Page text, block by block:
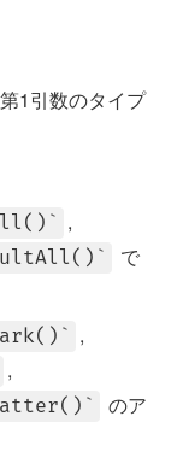
第1引数のタイプ
,
で
,
,
のア